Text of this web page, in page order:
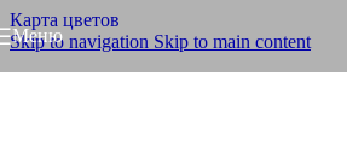
Карта цветов
Skip to navigation Skip to main content
Меню